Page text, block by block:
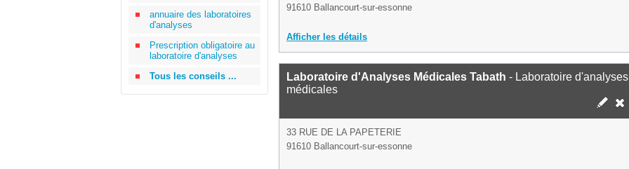
annuaire des laboratoires
d'analyses
Prescription obligatoire au
laboratoire d'analyses
Tous les conseils ...
91610 Ballancourt-sur-essonne
Afficher les détails
Laboratoire d'Analyses Médicales Tabath - Laboratoire d'analyses
médicales
33 RUE DE LA PAPETERIE
91610 Ballancourt-sur-essonne